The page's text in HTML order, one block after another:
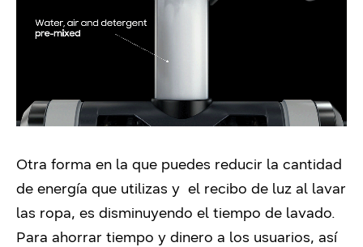
Otra forma en la que puedes reducir la cantidad
de energía que utilizas y el recibo de luz al lavar
las ropa, es disminuyendo el tiempo de lavado.
Para ahorrar tiempo y dinero a los usuarios, así